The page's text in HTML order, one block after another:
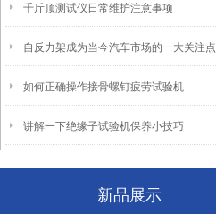
千斤顶测试仪日常维护注意事项
自反力架成为当今汽车市场的一大关注点
如何正确操作接骨螺钉疲劳试验机
讲解一下绝缘子试验机保养小技巧
新品展示